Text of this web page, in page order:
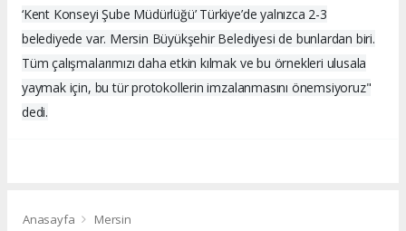
‘Kent Konseyi Şube Müdürlüğü’ Türkiye’de yalnızca 2-3
belediyede var. Mersin Büyükşehir Belediyesi de bunlardan biri.
Tüm çalışmalarımızı daha etkin kılmak ve bu örnekleri ulusala
yaymak için, bu tür protokollerin imzalanmasını önemsiyoruz"
dedi.
Anasayfa Mersin